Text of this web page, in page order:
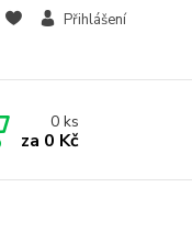
Přihlášení
0ks
za 0 Kč